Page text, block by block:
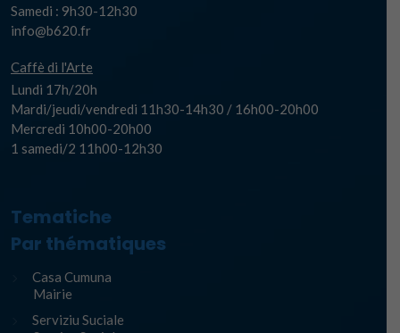
Samedi : 9h30-12h30
info@b620.fr
Caffè di l'Arte
Lundi 17h/20h
Mardi/jeudi/vendredi 11h30-14h30 / 16h00-20h00
Mercredi 10h00-20h00
1 samedi/2 11h00-12h30
Tematiche
Par thématiques
Casa Cumuna
Mairie
Serviziu Suciale